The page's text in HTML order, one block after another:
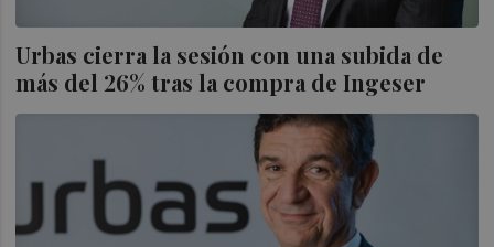
Urbas cierra la sesión con una subida de
más del 26% tras la compra de Ingeser